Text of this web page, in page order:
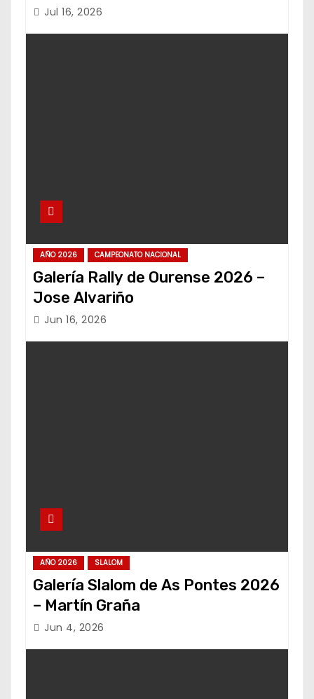
Jul 16, 2026
AÑO 2026 CAMPEONATO NACIONAL
Galería Rally de Ourense 2026 –
Jose Alvariño
Jun 16, 2026
AÑO 2026 SLALOM
Galería Slalom de As Pontes 2026
– Martín Graña
Jun 4, 2026